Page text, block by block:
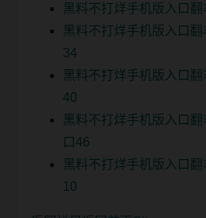
黑料不打烊手机版入口
黑料不打烊手机版入口
34
黑料不打烊手机版入口
40
黑料不打烊手机版入口
口46
黑料不打烊手机版入口
10